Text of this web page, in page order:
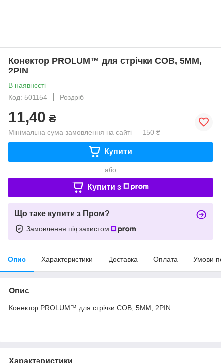
Конектор PROLUM™ для стрічки COB, 5ММ,
2PIN
В наявності
Код: 501154
Роздріб
11,40 ₴
Мінімальна сума замовлення на сайті — 150 ₴
Купити
або
Купити з
Що таке купити з Пром?
Замовлення під захистом
Опис Характеристики Доставка Оплата Умови
Опис
Конектор PROLUM™ для стрічки COB, 5ММ, 2PIN
Характеристики